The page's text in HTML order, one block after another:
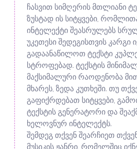
ჩასვით სიმღერის მთლიანი
ზუსტად ის სიტყვები,
ინტელექტი შეასრულებს
უკეთესი შედეგისთვის კარგი
გადაანაწილოთ ტექსტი
სტროფებად. ტექსტის
მაქსიმალური რაოდენობა
მხარეს, ზედა კუთხეში. თუ
გაფიქრდებათ სიტყვები,
ტექსტის გენერატორი და
ხელოვნურ ინტელექტს.
შემდეგ თქვენ შეარჩიეთ
მუსიკის ჟანრი, რომელშიც